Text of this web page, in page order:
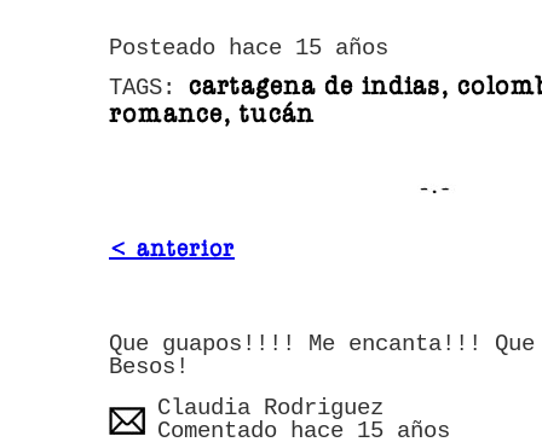
Posteado hace 15 años
TAGS: cartagena de indias,
romance, tucán
< anterior
Que guapos!!!! Me encanta!!!
Besos!
Claudia Rodriguez
Comentado hace 15 años